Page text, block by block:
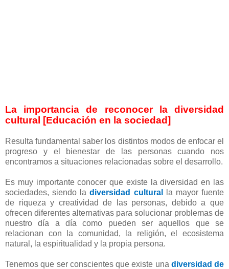
La importancia de reconocer la diversidad
cultural [Educación en la sociedad]
Resulta fundamental saber los distintos modos de enfocar el
progreso y el bienestar de las personas cuando nos
encontramos a situaciones relacionadas sobre el desarrollo.
Es muy importante conocer que existe la diversidad en las
sociedades, siendo ladiversidad cultural
la mayor fuente
de riqueza y creatividad de las personas, debido a que
ofrecen diferentes alternativas para solucionar problemas de
nuestro día a día como pueden ser aquellos que se
relacionan con la comunidad, la religión, el ecosistema
natural, la espiritualidad y la propia persona.
Tenemos que ser conscientes que existe una diversidad de